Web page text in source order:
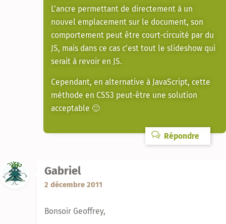
L’ancre permettant de directement à un
nouvel emplacement sur le document, son
comportement peut être court-circuité par du
JS, mais dans ce cas c’est tout le slideshow qui
serait à revoir en JS.
Cependant, en alternative à JavaScript, cette
méthode en CSS3 peut-être une solution
acceptable 🙂
Répondre
Gabriel
2 décembre 2011
Bonsoir Geoffrey,